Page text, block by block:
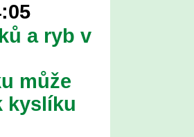
a ryb v
může
kyslíku